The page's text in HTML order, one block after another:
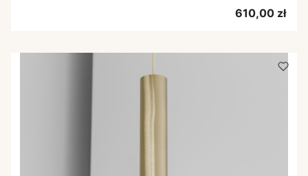
Cena
610,00 zł